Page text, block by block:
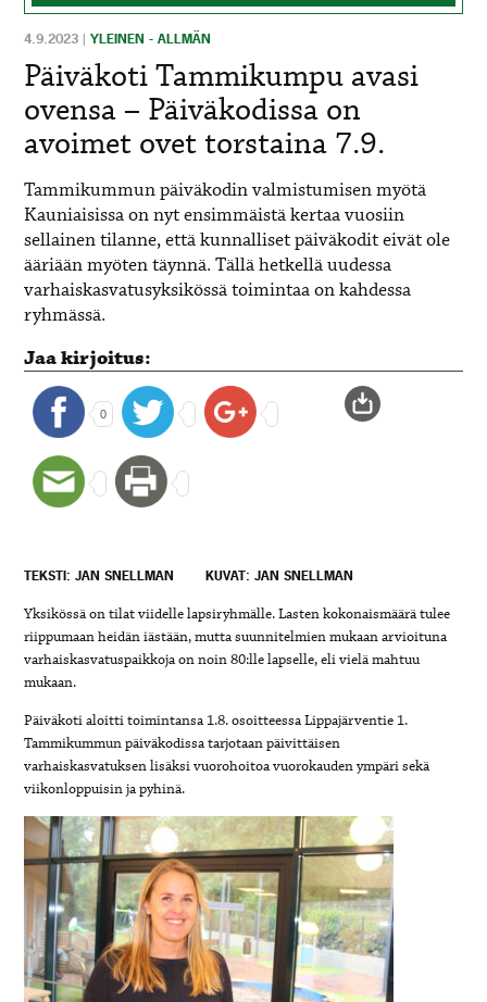
4.9.2023 |YLEINEN - ALLMÄN
Päiväkoti Tammikumpu avasi
ovensa – Päiväkodissa on
avoimet ovet torstaina 7.9.
Tammikummun päiväkodin valmistumisen myötä
Kauniaisissa on nyt ensimmäistä kertaa vuosiin
sellainen tilanne, että kunnalliset päiväkodit eivät ole
ääriään myöten täynnä. Tällä hetkellä uudessa
varhaiskasvatusyksikössä toimintaa on kahdessa
ryhmässä.
Jaa kirjoitus:
0
TEKSTI: JAN SNELLMAN KUVAT: JAN SNELLMAN
Yksikössä on tilat viidelle lapsiryhmälle. Lasten kokonaismäärä tulee
riippumaan heidän iästään, mutta suunnitelmien mukaan arvioituna
varhaiskasvatuspaikkoja on noin 80:lle lapselle, eli vielä mahtuu
mukaan.
Päiväkoti aloitti toimintansa 1.8. osoitteessa Lippajärventie 1.
Tammikummun päiväkodissa tarjotaan päivittäisen
varhaiskasvatuksen lisäksi vuorohoitoa vuorokauden ympäri sekä
viikonloppuisin ja pyhinä.